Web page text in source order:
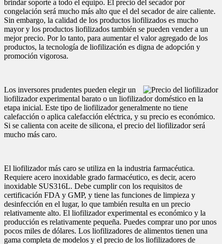
brindar soporte a todo el equipo. El precio del secador por
congelación será mucho más alto que el del secador de aire caliente.
Sin embargo, la calidad de los productos liofilizados es mucho
mayor y los productos liofilizados también se pueden vender a un
mejor precio. Por lo tanto, para aumentar el valor agregado de los
productos, la tecnología de liofilización es digna de adopción y
promoción vigorosa.
Los inversores prudentes pueden elegir un
liofilizador experimental barato o un liofilizador doméstico en la
etapa inicial. Este tipo de liofilizador generalmente no tiene
calefacción o aplica calefacción eléctrica, y su precio es económico.
Si se calienta con aceite de silicona, el precio del liofilizador será
mucho más caro.
El liofilizador más caro se utiliza en la industria farmacéutica.
Requiere acero inoxidable grado farmacéutico, es decir, acero
inoxidable SUS316L. Debe cumplir con los requisitos de
certificación FDA y GMP, y tiene las funciones de limpieza y
desinfección en el lugar, lo que también resulta en un precio
relativamente alto. El liofilizador experimental es económico y la
producción es relativamente pequeña. Puedes comprar uno por unos
pocos miles de dólares. Los liofilizadores de alimentos tienen una
gama completa de modelos y el precio de los liofilizadores de